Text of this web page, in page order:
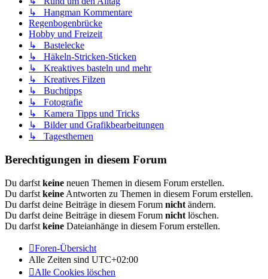
↳ Hangman Kommentare
Regenbogenbrücke
Hobby und Freizeit
↳ Bastelecke
↳ Häkeln-Stricken-Sticken
↳ Kreaktives basteln und mehr
↳ Kreatives Filzen
↳ Buchtipps
↳ Fotografie
↳ Kamera Tipps und Tricks
↳ Bilder und Grafikbearbeitungen
↳ Tagesthemen
Berechtigungen in diesem Forum
Du darfst keine neuen Themen in diesem Forum erstellen.
Du darfst keine Antworten zu Themen in diesem Forum erstellen.
Du darfst deine Beiträge in diesem Forum nicht ändern.
Du darfst deine Beiträge in diesem Forum nicht löschen.
Du darfst keine Dateianhänge in diesem Forum erstellen.
Foren-Übersicht
Alle Zeiten sind UTC+02:00
Alle Cookies löschen